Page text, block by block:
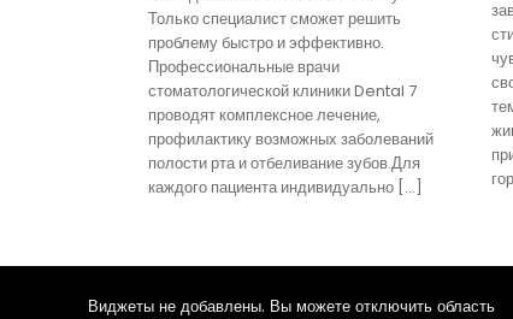
Только специалист сможет решить
проблему быстро и эффективно.
Профессиональные врачи
стоматологической клиники Dental 7
проводят комплексное лечение,
профилактику возможных заболеваний
полости рта и отбеливание зубов.Для
каждого пациента индивидуально […]
Виджеты не добавлены. Вы можете отключить область